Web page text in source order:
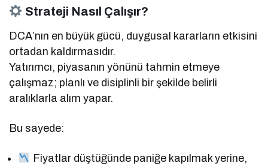
Strateji Nasıl Çalışır?
DCA’nın en büyük gücü, duygusal kararların etkisini
ortadan kaldırmasıdır.
Yatırımcı, piyasanın yönünü tahmin etmeye
çalışmaz; planlı ve disiplinli bir şekilde belirli
aralıklarla alım yapar.
Bu sayede:
Fiyatlar düştüğünde paniğe kapılmak yerine,